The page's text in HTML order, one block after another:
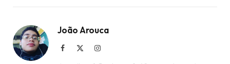
João Arouca
Facebook Instagram